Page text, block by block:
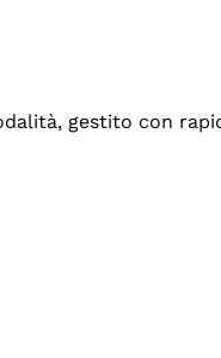
gestito con